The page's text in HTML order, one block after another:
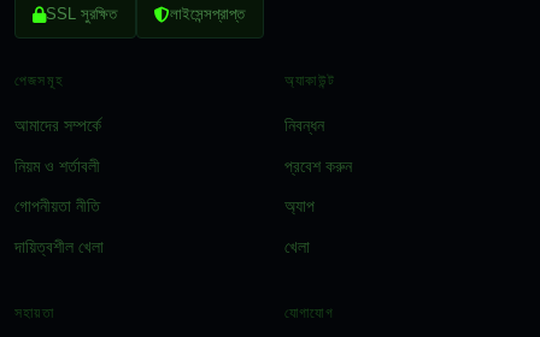
SSL সুরক্ষিত লাইসেন্সপ্রাপ্ত
পেজসমূহ
আমাদের সম্পর্কে
নিয়ম ও শর্তাবলী
গোপনীয়তা নীতি
দায়িত্বশীল খেলা
অ্যাকাউন্ট
নিবন্ধন
প্রবেশ করুন
অ্যাপ
খেলা
সহায়তা যোগাযোগ